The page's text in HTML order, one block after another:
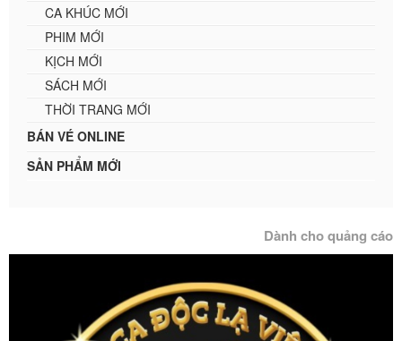
CA KHÚC MỚI
PHIM MỚI
KỊCH MỚI
SÁCH MỚI
THỜI TRANG MỚI
BÁN VÉ ONLINE
SẢN PHẨM MỚI
Dành cho quảng cáo